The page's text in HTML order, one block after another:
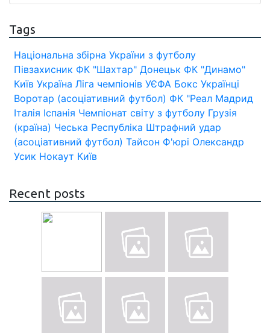
Tags
Національна збірна України з футболу
Півзахисник ФК "Шахтар" Донецьк ФК "Динамо"
Київ Україна Ліга чемпіонів УЄФА Бокс Українці
Воротар (асоціативний футбол) ФК "Реал Мадрид
Італія Іспанія Чемпіонат світу з футболу Грузія
(країна) Чеська Республіка Штрафний удар
(асоціативний футбол) Тайсон Ф'юрі Олександр
Усик Нокаут Київ
Recent posts